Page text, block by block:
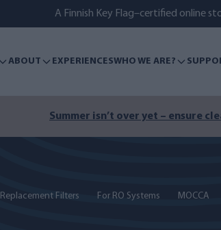
A Finnish Key Flag–certified online
ABOUT EXPERIENCESWHO WE ARE?
Summer isn’t over yet – ensure
Replacement Filters For RO Systems MOCCA